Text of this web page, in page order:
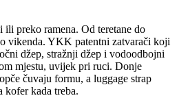
preko ramena. Od teretane do
vikenda. YKK patentni zatvarači koji
džep, stražnji džep i vodoodbojni
mjestu, uvijek pri ruci. Donje
čuvaju formu, a luggage strap
kofer kada treba.